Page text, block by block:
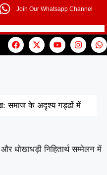
Join Our Whatsapp Channel
समाज के अदृश्य गड्ढों में
‘राज्य युवा पुरस्कार’ युवा शक्ति
अमन
धोखाधड़ी निहितार्थ सम्मेलन में